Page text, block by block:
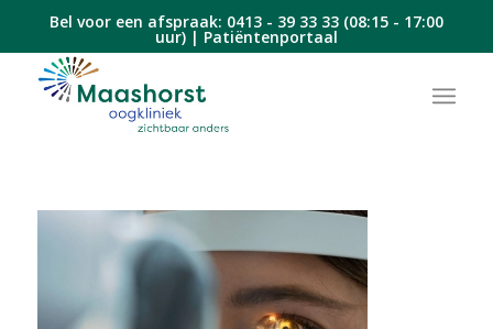
Bel voor een afspraak: 0413 - 39 33 33(08:15 - 17:00
uur) | Patiëntenportaal